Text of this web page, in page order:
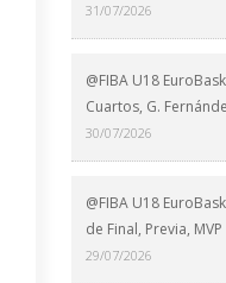
31/07/2026
@FIBA U18
Cuartos, G.
30/07/2026
@FIBA U18
de Final, Previa, MVP
29/07/2026